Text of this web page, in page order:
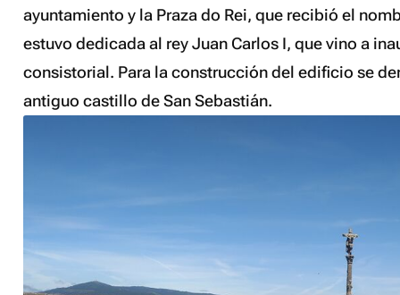
ayuntamiento y la Praza do Rei, que recibió el
estuvo dedicada al rey Juan Carlos I, que vino a
consistorial. Para la construcción del edificio se
antiguo castillo de San Sebastián.